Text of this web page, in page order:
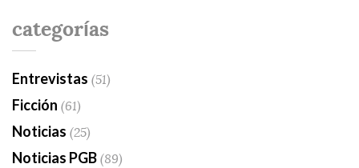
categorías
Entrevistas (51)
Ficción (61)
Noticias (25)
Noticias PGB(89)